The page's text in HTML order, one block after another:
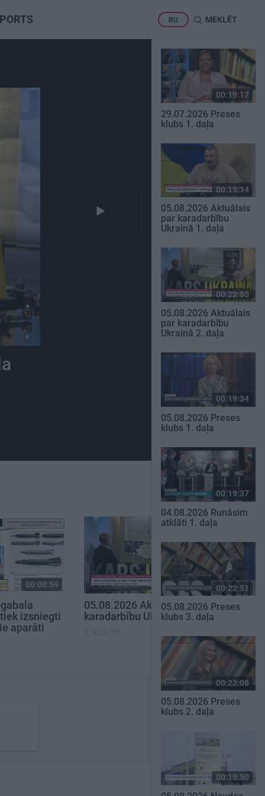
RU MEKLĒT
00:00:59
izsniegti
aparāti
00:22:50
05.08.2026 Aktuālais par
karadarbību Ukrainā 2. daļa
5. augusts
00:19:17
29.07.2026 Preses
klubs 1. daļa
00:19:14
05.08.2026 Aktuālais
par karadarbību
Ukrainā 1. daļa
00:22:50
05.08.2026 Aktuālais
par karadarbību
Ukrainā 2. daļa
00:19:34
05.08.2026 Preses
klubs 1. daļa
00:19:37
04.08.2026 Runāsim
atklāti 1. daļa
00:22:51
05.08.2026 Preses
klubs 3. daļa
00:22:08
05.08.2026 Preses
klubs 2. daļa
00:19:50